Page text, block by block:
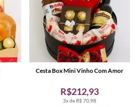
3x de R$ 70,98
R$212,93
Cesta Box Mini Vinho Com Amor